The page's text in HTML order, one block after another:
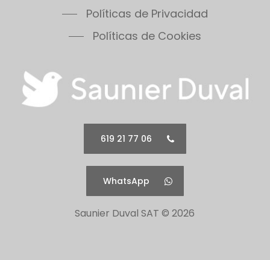
Políticas de Privacidad
Políticas de Cookies
619 21 77 06
WhatsApp
Saunier Duval SAT ©2026